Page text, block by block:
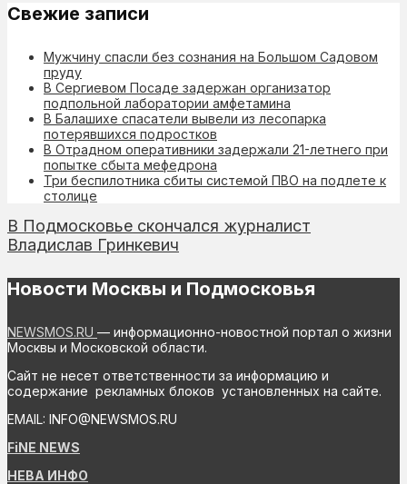
Свежие записи
Мужчину спасли без сознания на Большом Садовом
пруду
В Сергиевом Посаде задержан организатор
подпольной лаборатории амфетамина
В Балашихе спасатели вывели из лесопарка
потерявшихся подростков
В Отрадном оперативники задержали 21-летнего при
попытке сбыта мефедрона
Три беспилотника сбиты системой ПВО на подлете к
столице
В Подмосковье скончался журналист
Владислав Гринкевич
Новости Москвы и Подмосковья
NEWSMOS.RU — информационно-новостной портал о жизни
Москвы и Московской области.
Сайт не несет ответственности за информацию и
содержание рекламных блоков установленных на сайте.
EMAIL: INFO@NEWSMOS.RU
FiNE NEWS
НЕВА ИНФО